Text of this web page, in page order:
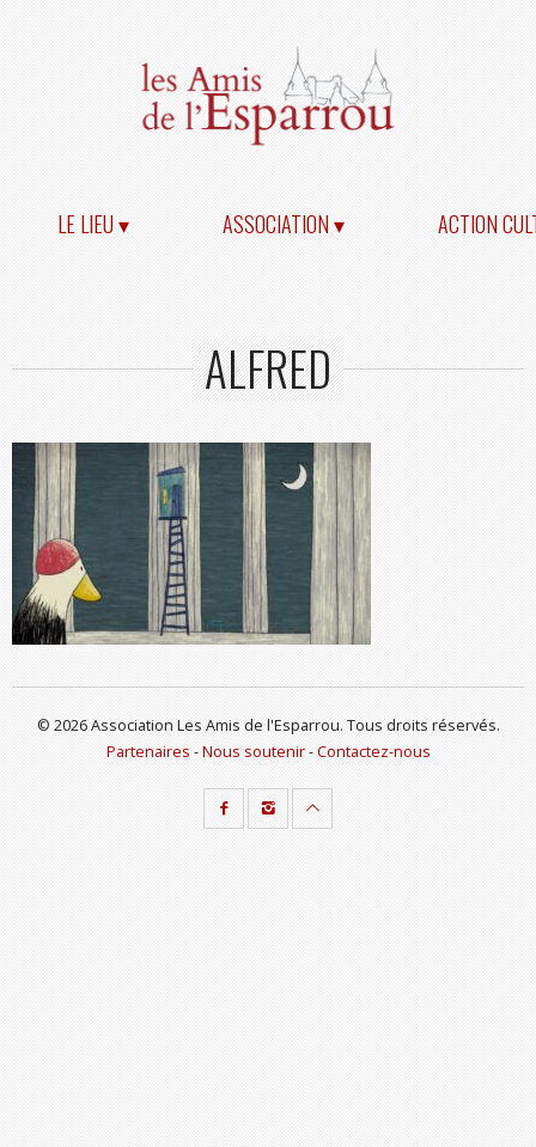
LE LIEU ▾ ASSOCIATION ▾ ACTION
ALFRED
© 2026 Association Les Amis de l'Esparrou. Tous droits réservés.
Partenaires -Nous soutenir-Contactez-nous